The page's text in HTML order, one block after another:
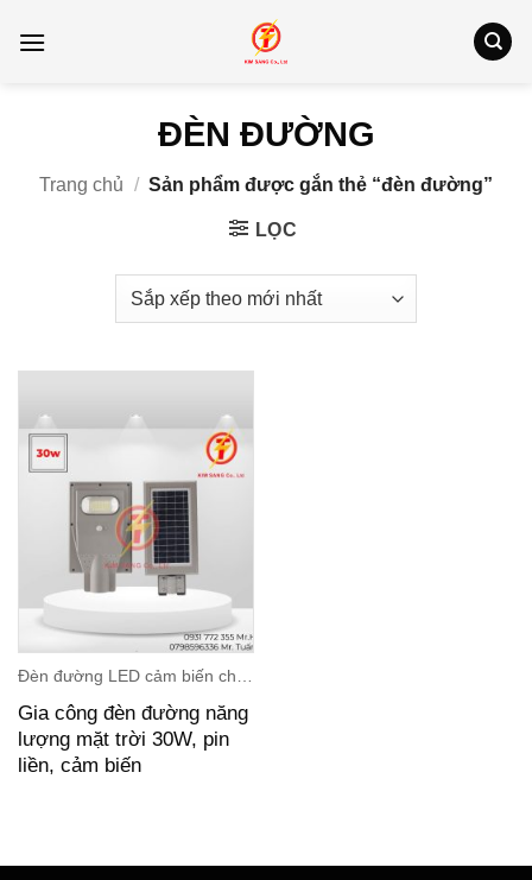
qua
ĐÈN ĐƯỜNG
Trang chủ / Sản phẩm được gắn thẻ “đèn đường”
LỌC
Gia công đèn đường năng
lượng mặt trời 30W, pin
liền, cảm biến